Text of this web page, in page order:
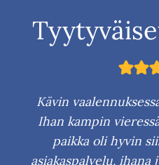
Kävin
Ihan kampin
paikka oli hyvin
asiakaspalvelu, ihana